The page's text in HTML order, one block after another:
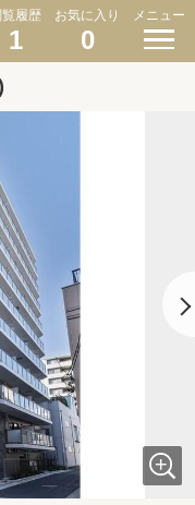
覧履歴
1
お気に入り
0
メニュー